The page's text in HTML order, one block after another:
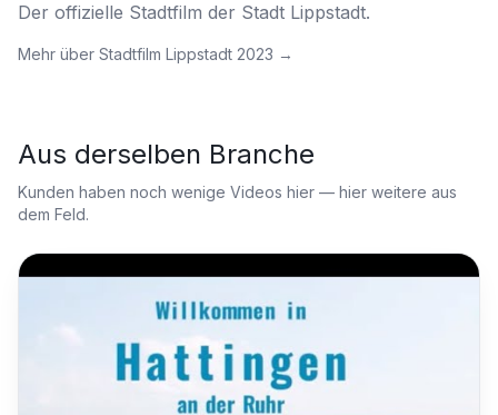
Der offizielle Stadtfilm der Stadt Lippstadt.
Mehr über Stadtfilm Lippstadt 2023 →
Aus derselben Branche
Kunden haben noch wenige Videos hier — hier weitere aus
dem Feld.